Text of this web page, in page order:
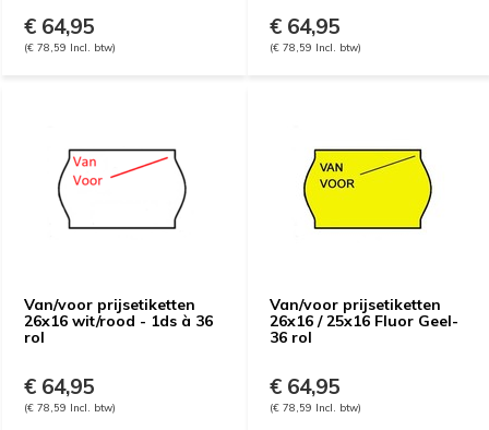
€ 64,95
(€ 78,59 Incl. btw)
€ 64,95
(€ 78,59 Incl. btw)
Van/voor prijsetiketten
26x16 wit/rood - 1ds à 36
rol
€ 64,95
(€ 78,59 Incl. btw)
Van/voor prijsetiketten
26x16 / 25x16 Fluor Geel-
36 rol
€ 64,95
(€ 78,59 Incl. btw)